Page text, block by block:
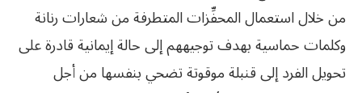
من خلال استعمال المحفِّزات المتطرفة من شعارات رنانة
وكلمات حماسية بهدف توجيههم إلى حالة إيمانية قادرة على
تحويل الفرد إلى قنبلة موقوتة تضحي بنفسها من أجل